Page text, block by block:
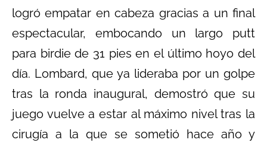
logró empatar en cabeza gracias a un final
espectacular, embocando un largo putt
para birdie de 31 pies en el último hoyo del
día. Lombard, que ya lideraba por un golpe
tras la ronda inaugural, demostró que su
juego vuelve a estar al máximo nivel tras la
cirugía a la que se sometió hace año y